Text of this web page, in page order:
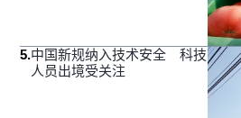
5.中国新规纳入技术安全 科技
人员出境受关注